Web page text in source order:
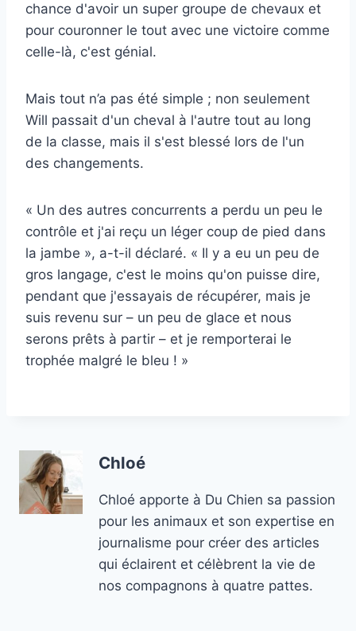
chance d'avoir un super groupe de chevaux et
pour couronner le tout avec une victoire comme
celle-là, c'est génial.
Mais tout n’a pas été simple ; non seulement
Will passait d'un cheval à l'autre tout au long
de la classe, mais il s'est blessé lors de l'un
des changements.
« Un des autres concurrents a perdu un peu le
contrôle et j'ai reçu un léger coup de pied dans
la jambe », a-t-il déclaré. « Il y a eu un peu de
gros langage, c'est le moins qu'on puisse dire,
pendant que j'essayais de récupérer, mais je
suis revenu sur – un peu de glace et nous
serons prêts à partir – et je remporterai le
trophée malgré le bleu ! »
Chloé
Chloé apporte à Du Chien sa passion
pour les animaux et son expertise en
journalisme pour créer des articles
qui éclairent et célèbrent la vie de
nos compagnons à quatre pattes.